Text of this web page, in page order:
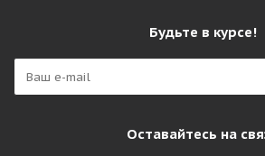
Будьте в курсе!
Оставайтесь на